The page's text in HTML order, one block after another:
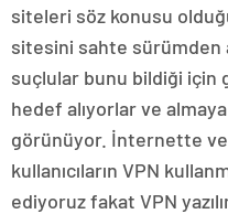
siteleri söz konusu
sitesini sahte sürümden
suçlular bunu bildiği için
hedef alıyorlar ve
görünüyor. İnternette
kullanıcıların VPN
ediyoruz fakat VPN